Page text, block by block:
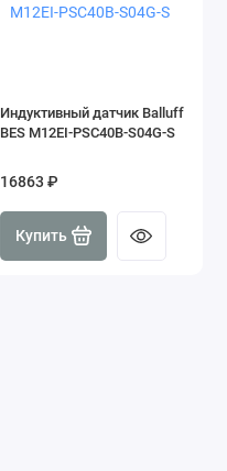
Индуктивный датчик Balluff
BES M12EI-PSC40B-S04G-S
16863 ₽
Купить